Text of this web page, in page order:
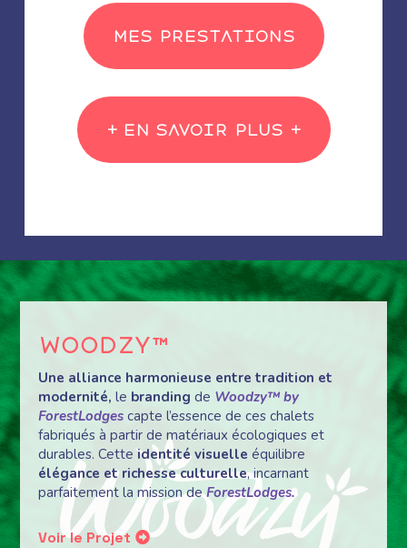
Mes prestations
+ En savoir plus +
Woodzy™
Une alliance harmonieuse entre tradition et
modernité, le branding de Woodzy™ by
ForestLodges capte l’essence de ces chalets
fabriqués à partir de matériaux écologiques et
durables. Cetteidentité visuelle équilibre
élégance et richesse culturelle, incarnant
parfaitement la mission deForestLodges.
Voir le Projet